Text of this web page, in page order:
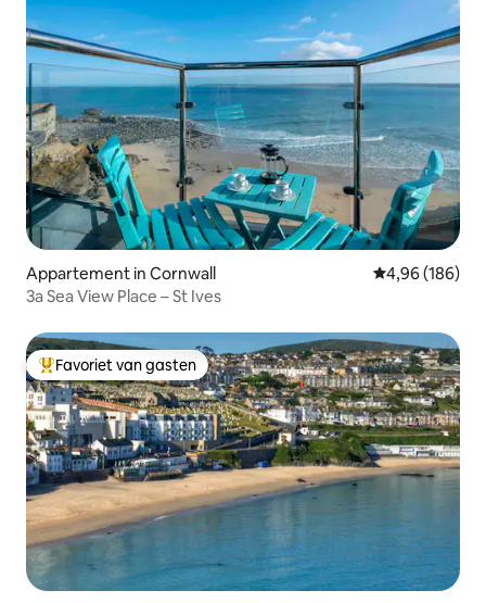
Appartement in Cornwall Gemiddelde
4,96 (186)
3a Sea View Place – St Ives
Topfavoriet van gasten
Favoriet van gasten